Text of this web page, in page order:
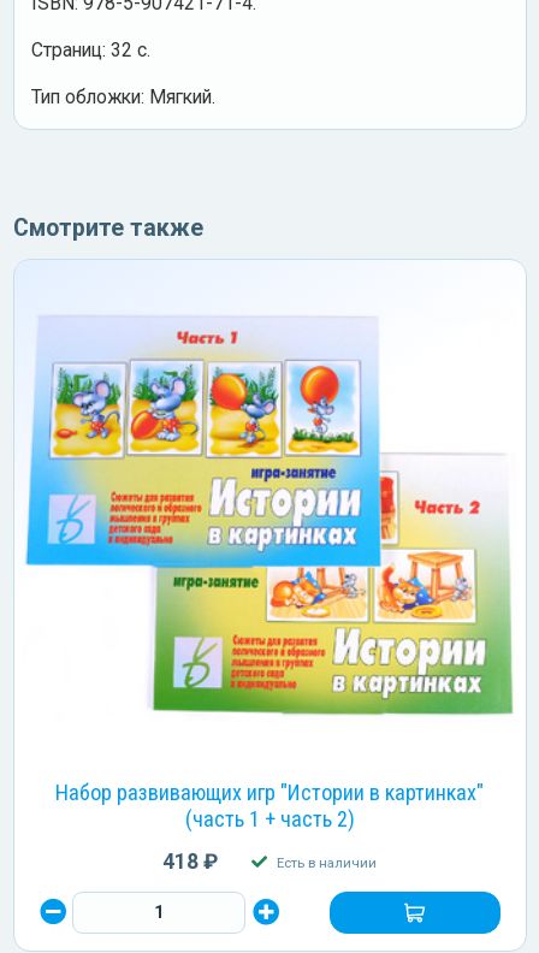
Cтраниц: 32 с.
Тип обложки: Мягкий.
Смотрите также
Набор развивающих игр "Истории в картинках"
(часть 1 + часть 2)
418 ₽ Есть в наличии